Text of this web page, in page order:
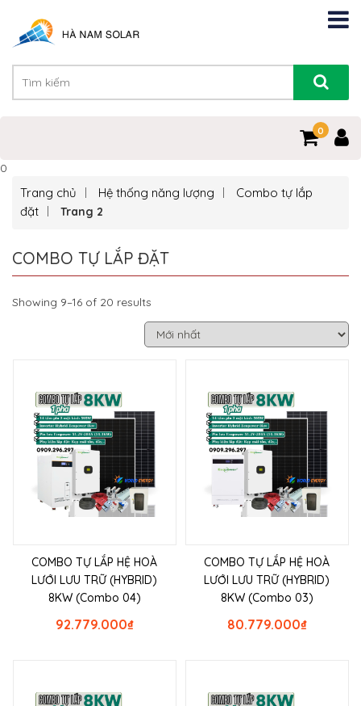
0
0
Trang chủ Hệ thống năng lượng
Combo tự lắp
đặt
Trang 2
COMBO TỰ LẮP ĐẶT
Showing 9–16 of 20 results
COMBO TỰ LẮP HỆ HOÀ
LƯỚI LƯU TRỮ (HYBRID)
8KW (Combo 04)
₫
92.779.000
COMBO TỰ LẮP HỆ HOÀ
LƯỚI LƯU TRỮ (HYBRID)
8KW (Combo 03)
₫
80.779.000